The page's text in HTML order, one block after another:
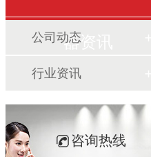
器资讯
公司动态
行业资讯
咨询热线